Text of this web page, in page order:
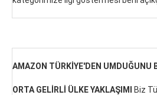
AMAZON TÜRKİYE'DEN UMDUĞUNU
ORTA GELİRLİ ÜLKE YAKLAŞIMI
Biz